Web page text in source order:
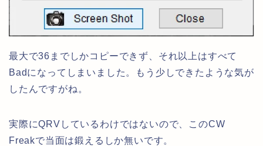
最大で36までしかコピーできず、それ以上はすべて
Badになってしまいました。もう少しできたような気が
したんですがね。
実際にQRVしているわけではないので、このCW
Freakで当面は鍛えるしか無いです。